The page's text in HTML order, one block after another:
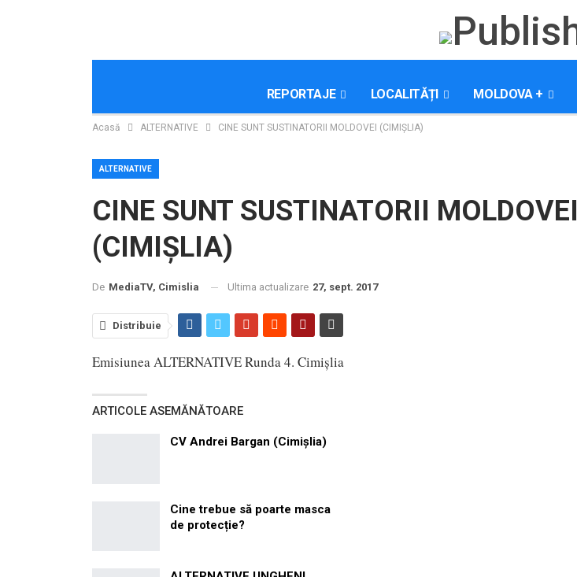
REPORTAJE LOCALITĂȚI MOLDOVA +
Acasă ALTERNATIVE CINE SUNT SUSTINATORII MOLDOVEI (CIMIȘLIA)
ALTERNATIVE
CINE SUNT SUSTINATORII MOLDOVEI
(CIMIȘLIA)
De MediaTV, Cimislia Ultima actualizare 27, sept. 2017
Distribuie
Emisiunea ALTERNATIVE Runda 4. Cimișlia
ARTICOLE ASEMĂNĂTOARE
CV Andrei Bargan (Cimișlia)
Cine trebue să poarte masca
de protecție?